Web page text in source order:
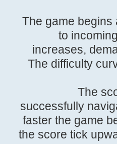
The game begins
to
increases,
The difficulty
The
successfully
faster the game
the score tick